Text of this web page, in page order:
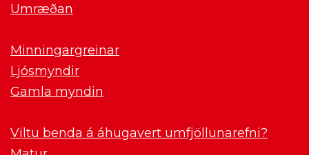
Umræðan
Minningargreinar
Ljósmyndir
Gamla myndin
Viltu benda á áhugavert umfjöllunarefni?